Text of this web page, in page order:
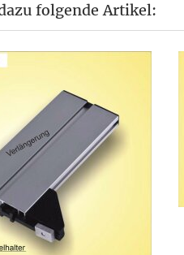
folgende Artikel: